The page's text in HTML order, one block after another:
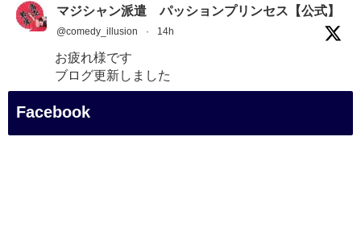
マジシャン派遣 パッションプリンセス【公式】
@comedy_illusion · 14h
お疲れ様です
ブログ更新しました
「マジシャン和歌山旅 白浜町・円月島」
Facebook